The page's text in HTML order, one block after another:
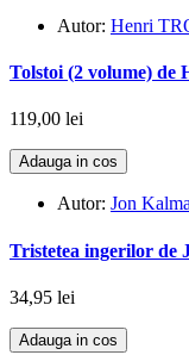
Autor: Henri
Tolstoi (2 volume) de
119,00 lei
Adauga in cos
Autor: Jon
Tristetea ingerilor de
34,95 lei
Adauga in cos